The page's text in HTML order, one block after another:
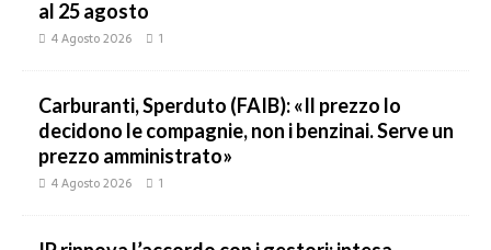
al 25 agosto
4 Agosto 2026 1
Carburanti, Sperduto (FAIB): «Il prezzo lo
decidono le compagnie, non i benzinai. Serve un
prezzo amministrato»
4 Agosto 2026 1